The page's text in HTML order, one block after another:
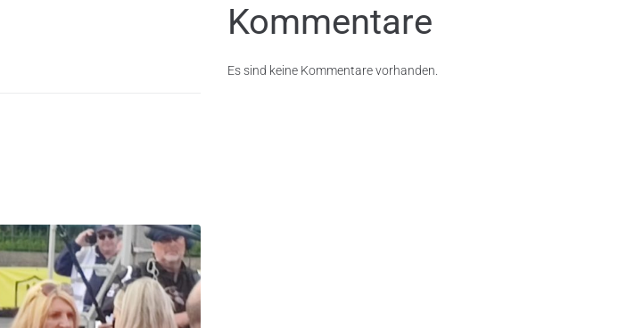
Kommentare
Es sind keine Kommentare vorhanden.